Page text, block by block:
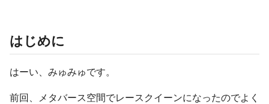
はじめに
はーい、みゅみゅです。
前回、メタバース空間でレースクイーンになったのでよく